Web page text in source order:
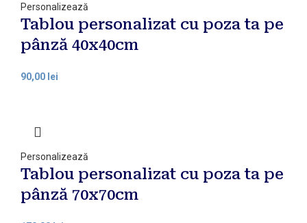
Personalizează
Tablou personalizat cu poza ta pe
pânză 40x40cm
90,00 lei
Personalizează
Tablou personalizat cu poza ta pe
pânză 70x70cm